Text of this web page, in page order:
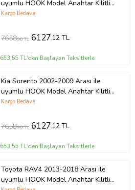
uyumlu HOOK Model Anahtar Kilitli
Ara Atkı Tavan Barı GRİ
Kargo Bedava
7658,90 TL 6127,12 TL
653,55 TL'den Başlayan Taksitlerle
Kia Sorento 2002-2009 Arası ile
uyumlu HOOK Model Anahtar Kilitli
Ara Atkı Tavan Barı SİYAH
Kargo Bedava
7658,90 TL 6127,12 TL
653,55 TL'den Başlayan Taksitlerle
Toyota RAV4 2013-2018 Arası ile
uyumlu HOOK Model Anahtar Kilitli